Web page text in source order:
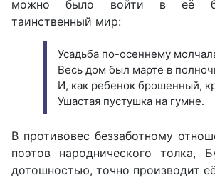
можно было войти в её
таинственный мир:
Усадьба по-осеннему
Весь дом был марте в
И, как ребенок брошенный,
Ушастая пустушка на гумне.
В противовес беззаботному
поэтов народнического толка,
дотошностью, точно производит